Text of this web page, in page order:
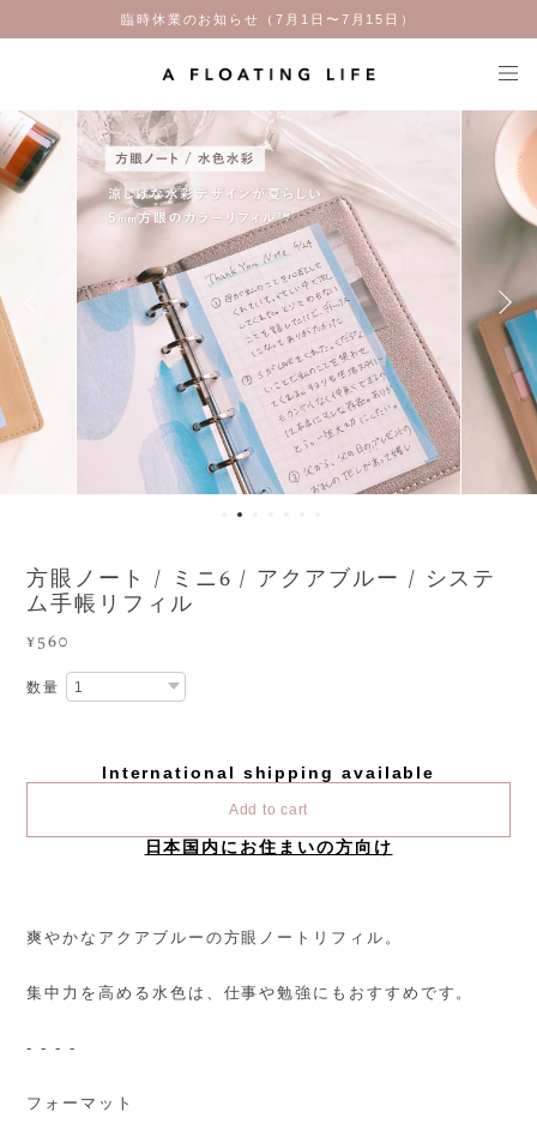
臨時休業のお知らせ（7月1日〜7月15日）
方眼ノート / ミニ6 / アクアブルー / システ
ム手帳リフィル
¥560
数量
International shipping available
Add to cart
日本国内にお住まいの方向け
爽やかなアクアブルーの方眼ノートリフィル。
集中力を高める水色は、仕事や勉強にもおすすめです。
- - - -
フォーマット